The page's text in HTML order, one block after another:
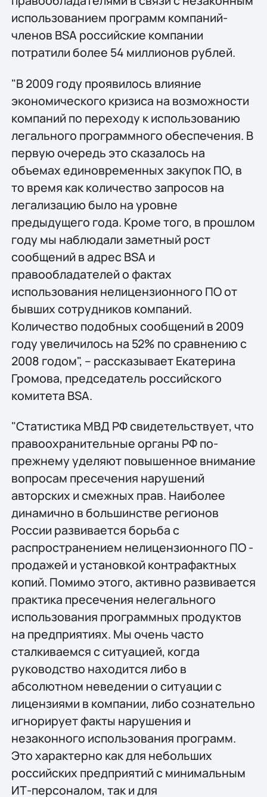
использованием программ компаний-
членов BSA российские компании
потратили более 54 миллионов рублей.
"В 2009 году проявилось влияние
экономического кризиса на возможности
компаний по переходу к использованию
легального программного обеспечения. В
первую очередь это сказалось на
объемах единовременных закупок ПО, в
то время как количество запросов на
легализацию было на уровне
предыдущего года. Кроме того, в прошлом
году мы наблюдали заметный рост
сообщений в адрес BSA и
правообладателей о фактах
использования нелицензионного ПО от
бывших сотрудников компаний.
Количество подобных сообщений в 2009
году увеличилось на 52% по сравнению с
2008 годом", – рассказывает Екатерина
Громова, председатель российского
комитета BSA.
"Статистика МВД РФ свидетельствует, что
правоохранительные органы РФ по-
прежнему уделяют повышенное внимание
вопросам пресечения нарушений
авторских и смежных прав. Наиболее
динамично в большинстве регионов
России развивается борьба с
распространением нелицензионного ПО -
продажей и установкой контрафактных
копий. Помимо этого, активно развивается
практика пресечения нелегального
использования программных продуктов
на предприятиях. Мы очень часто
сталкиваемся с ситуацией, когда
руководство находится либо в
абсолютном неведении о ситуации с
лицензиями в компании, либо сознательно
игнорирует факты нарушения и
незаконного использования программ.
Это характерно как для небольших
российских предприятий с минимальным
ИТ-персоналом, так и для